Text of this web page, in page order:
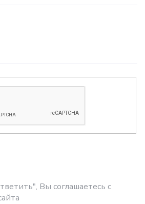
Вы соглашаетесь с